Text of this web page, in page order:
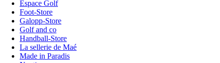
Espace Golf
Foot-Store
Galopp-Store
Golf and co
Handball-Store
La sellerie de Maé
Made in Paradis